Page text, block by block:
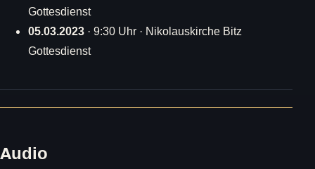
Gottesdienst
05.03.2023 · 9:30 Uhr · Nikolauskirche Bitz
Gottesdienst
Audio